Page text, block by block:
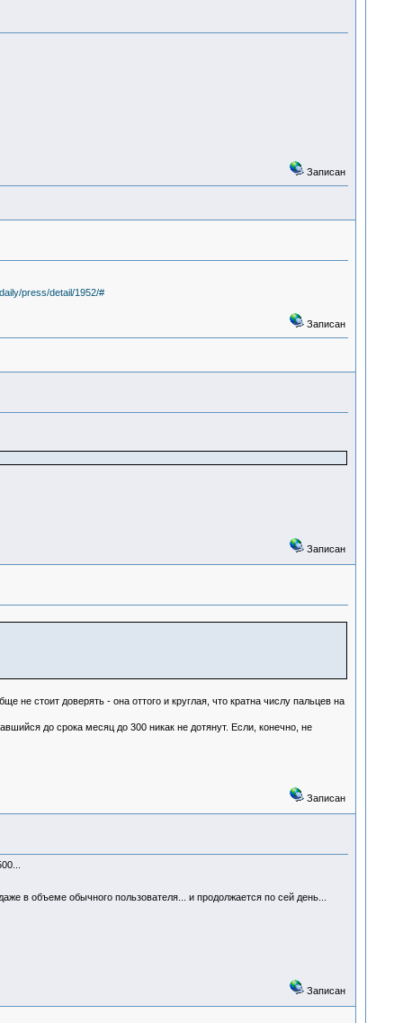
Записан
press/detail/1952/#
Записан
Записан
не стоит доверять - она оттого и круглая, что кратна числу пальцев на
до срока месяц до 300 никак не дотянут. Если, конечно, не
Записан
в объеме обычного пользователя... и продолжается по сей день...
Записан